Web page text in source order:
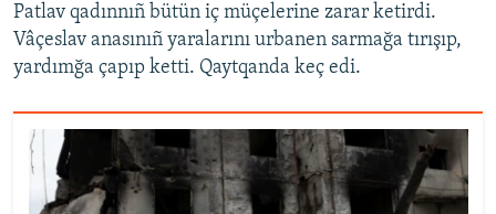
Patlav qadınnıñ bütün iç müçelerine zarar ketirdi.
Vâçeslav anasınıñ yaralarını urbanen sarmağa tırışıp,
yardımğa çapıp ketti. Qaytqanda keç edi.